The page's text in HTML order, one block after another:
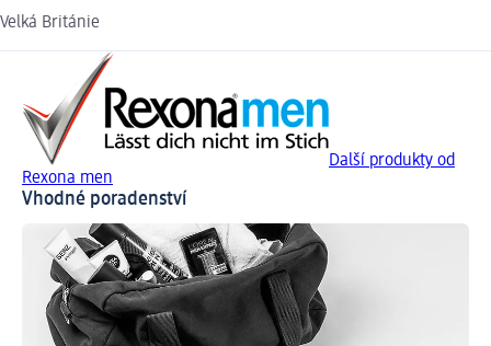
Velká Británie
Další produkty od
Rexona men
Vhodné poradenství